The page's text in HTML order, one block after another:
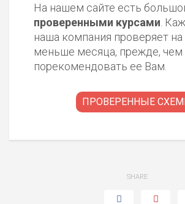
На нашем сайте есть
проверенными курсами .
наша компания проверяет на
меньше месяца, прежде, чем
порекомендовать ее Вам.
ПРОВЕРЕННЫЕ
SHARE